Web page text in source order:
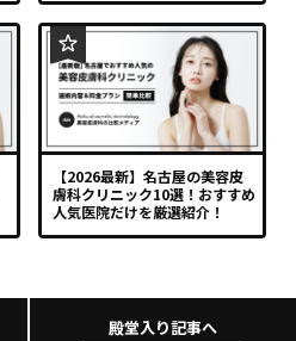
【2026最新】名古屋の美容皮
膚科クリニック10選！おすすめ
人気医院だけを厳選紹介！
殿堂入り記事へ